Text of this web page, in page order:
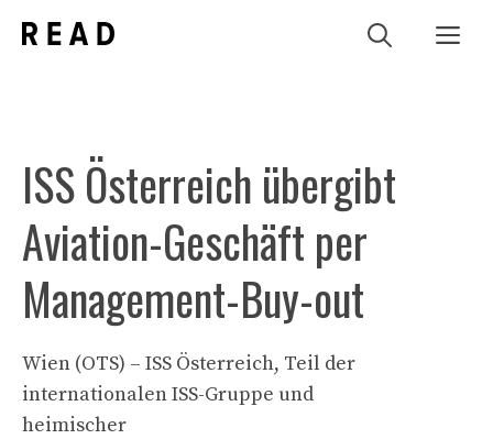
Inhalt
ISS Österreich übergibt
Aviation-Geschäft per
Management-Buy-out
Wien (OTS) – ISS Österreich, Teil der
internationalen ISS-Gruppe und
heimischer